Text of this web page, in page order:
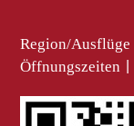
Region/Ausflüge
Öffnungszeiten